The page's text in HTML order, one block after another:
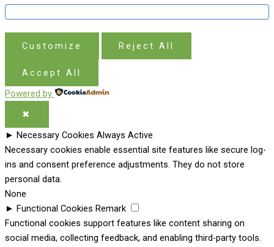
Customize Reject All
Accept All
Powered by
✖
► Necessary Cookies Always Active
Necessary cookies enable essential site features like secure log-
ins and consent preference adjustments. They do not store
personal data.
None
► Functional Cookies Remark
Functional cookies support features like content sharing on
social media, collecting feedback, and enabling third-party tools.